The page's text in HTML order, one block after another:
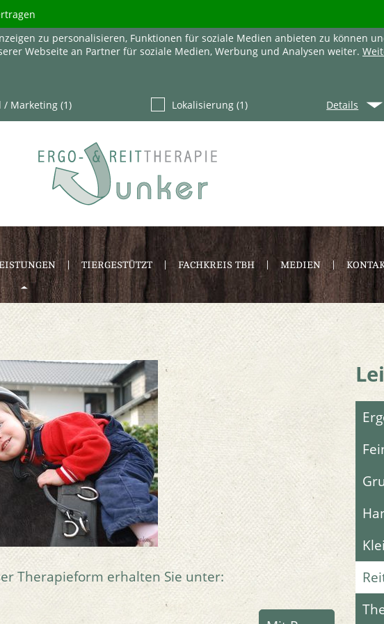
zu personalisieren, Funktionen für soziale Medien anbieten zu können
Webseite an Partner für soziale Medien, Werbung und Analysen weiter.
/ Marketing (1) Lokalisierung (1) Details Q
TIERGESTÜTZT FACHKREIS TBH MEDIEN
Therapieform erhalten Sie unter: